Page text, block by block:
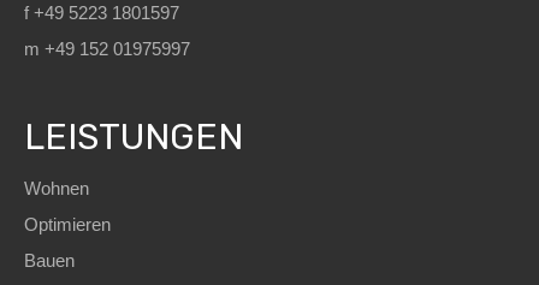
f +49 5223 1801597
m +49 152 01975997
LEISTUNGEN
Wohnen
Optimieren
Bauen